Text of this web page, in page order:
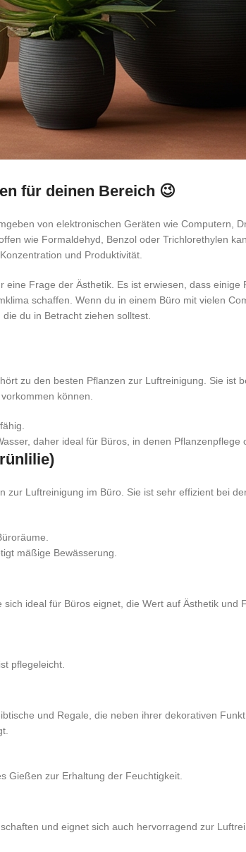
für deinen Bereich 😉
von elektronischen Geräten wie Computern,
wie Formaldehyd, Benzol oder Trichlorethylen
und Produktivität.
eine Frage der Ästhetik. Es ist erwiesen, dass
schaffen. Wenn du in einem Büro mit vielen
du in Betracht ziehen solltest.
zu den besten Pflanzen zur Luftreinigung. Sie
können.
daher ideal für Büros, in denen Pflanzenpflege
zur Luftreinigung im Büro. Sie ist sehr effizient bei
mäßige Bewässerung.
ideal für Büros eignet, die Wert auf Ästhetik
pflegeleicht.
und Regale, die neben ihrer dekorativen
Gießen zur Erhaltung der Feuchtigkeit.
und eignet sich auch hervorragend zur